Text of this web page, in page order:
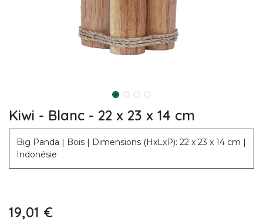
Kiwi - Blanc - 22 x 23 x 14 cm
Big Panda | Bois | Dimensions (HxLxP): 22 x 23 x 14 cm |
Indonésie
19,01 €